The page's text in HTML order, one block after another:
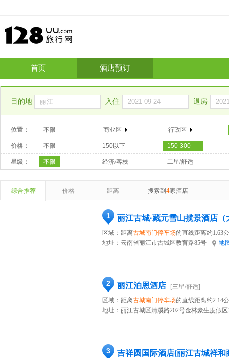
首页 酒店预订
目的地 入住 退房
位置： 不限 商业区 行政区
价格： 不限 150以下 150-300
星级： 不限 经济/客栈 二星/舒适
综合推荐 价格 距离 搜索到 4家酒店
1 丽江古城·藏元雪山揽景酒店（
区域：距离古城南门停车场的直线距离约1.63
地址： 云南省丽江市古城区教育路85号 地
2 丽江泊恩酒店
[三星/舒适]
区域：距离古城南门停车场的直线距离约2.14
地址： 丽江古城区清溪路202号金林豪生度假区
3 吉祥圆国际酒店(丽江古城祥和